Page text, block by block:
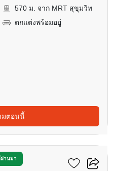
570 ม. จาก MRT สุขุมวิท
ตกแต่งพร้อมอยู่
มตอนนี้
ผ่านมา
13